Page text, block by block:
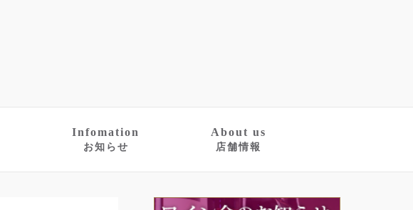
Infomation
お知らせ
About us
店舗情報